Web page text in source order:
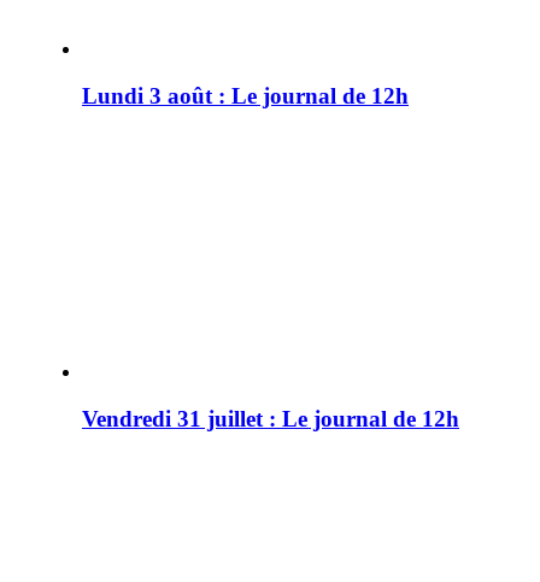
Lundi 3 août : Le journal de 12h
Vendredi 31 juillet : Le journal de 12h